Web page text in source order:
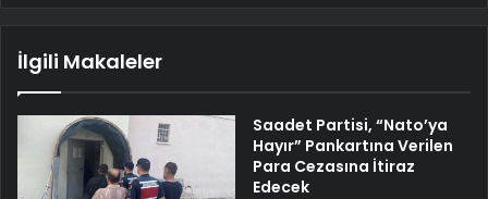
İlgili Makaleler
Saadet Partisi, “Nato’ya
Hayır” Pankartına Verilen
Para Cezasına İtiraz
Edecek